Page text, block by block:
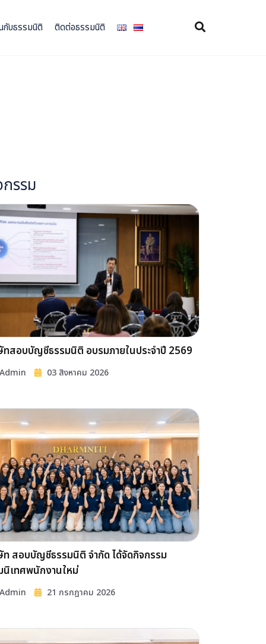
กับธรรมนิติ ติดต่อธรรมนิติ
รรม
ทสอบบัญชีธรรมนิติ อบรมภายในประจำปี 2569
03 สิงหาคม 2026
ท สอบบัญชีธรรมนิติ จำกัด ได้จัดกิจกรรม
นิเทศพนักงานใหม่
21 กรกฎาคม 2026